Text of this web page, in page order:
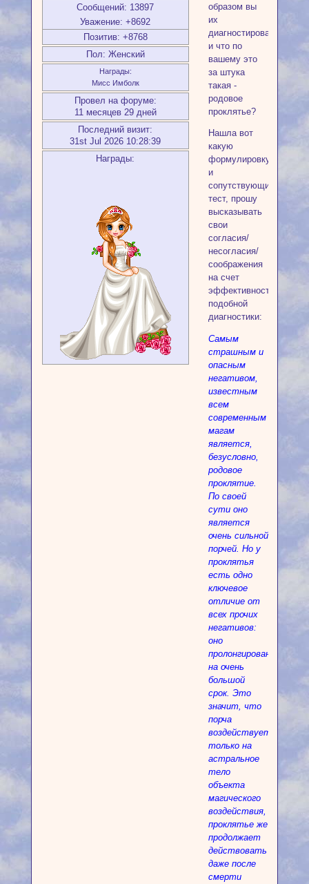
Сообщений: 13897
Уважение: +8692
Позитив: +8768
Пол: Женский
Награды:
Мисс Имболк
Провел на форуме:
11 месяцев 29 дней
Последний визит:
31st Jul 2026 10:28:39
Награды:
образом вы
их
диагностировали
и что по
вашему это
за штука
такая -
родовое
проклятье?
Нашла вот
какую
формулировку
и
сопутствующий
тест, прошу
высказывать
свои
согласия/
несогласия/
соображения
на счет
эффективности
подобной
диагностики:
Самым
страшным и
опасным
негативом,
известным
всем
современным
магам
является,
безусловно,
родовое
проклятие.
По своей
сути оно
является
очень сильной
порчей. Но у
проклятья
есть одно
ключевое
отличие от
всех прочих
негативов:
оно
пролонгировано
на очень
большой
срок. Это
значит, что
порча
воздействует
только на
астральное
тело
объекта
магического
воздействия,
проклятье же
продолжает
действовать
даже после
смерти